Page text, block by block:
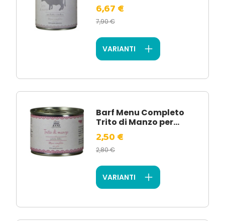
6,67 €
7,90 €
VARIANTI
Barf Menu Completo
Trito di Manzo per...
2,50 €
2,80 €
VARIANTI